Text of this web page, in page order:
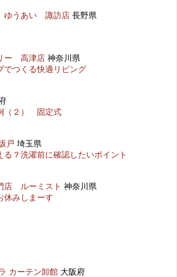
ゆうあい 諏訪店 長野県
ー 高津店 神奈川県
でつくる快適リビング
（２） 固定式
戸 埼玉県
る？洗濯前に確認したいポイント
店 ルーミスト 神奈川県
休みしまーす
カーテン卸館 大阪府